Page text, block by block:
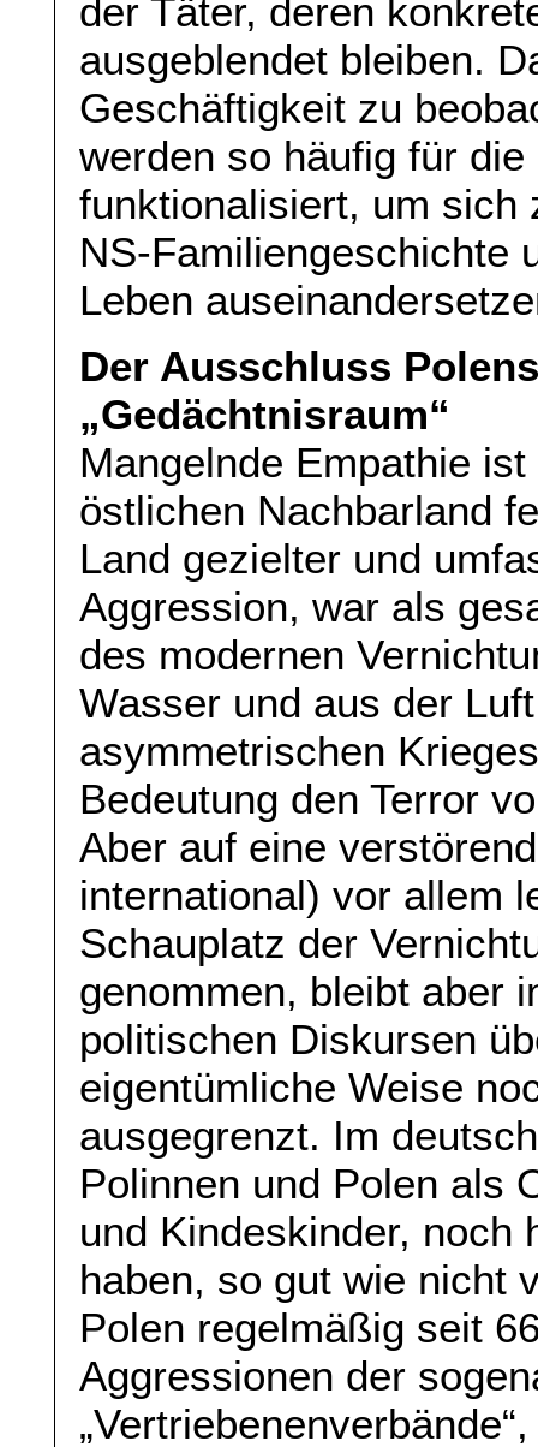
der Täter, deren
ausgeblendet bleiben.
Geschäftigkeit zu
werden so häufig für die
funktionalisiert, um sich
NS-Familiengeschichte
Leben
Der Ausschluss
„Gedächtnisraum“
Mangelnde Empathie
östlichen Nachbarland
Land gezielter und
Aggression, war als
des modernen
Wasser und aus der
asymmetrischen
Bedeutung den Terror
Aber auf eine
international) vor allem
Schauplatz der
genommen, bleibt aber
politischen Diskursen
eigentümliche Weise
ausgegrenzt. Im
Polinnen und Polen als
und Kindeskinder, noch
haben, so gut wie nicht
Polen regelmäßig seit
Aggressionen der